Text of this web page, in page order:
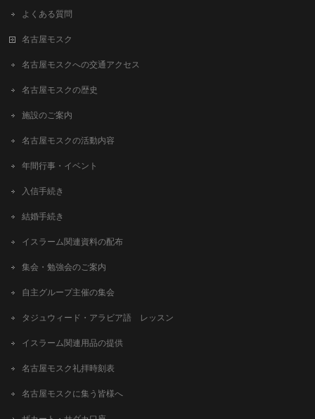
よくある質問
名古屋モスク
名古屋モスクへの交通アクセス
名古屋モスクの歴史
施設のご案内
名古屋モスクの活動内容
年間行事・イベント
入信手続き
結婚手続き
イスラーム関連資料の配布
集会・勉強会のご案内
自主グループ主催の集会
タジュウィード・アラビア語 レッスン
イスラーム関連用品の提供
名古屋モスク礼拝時刻表
名古屋モスクに集う皆様へ